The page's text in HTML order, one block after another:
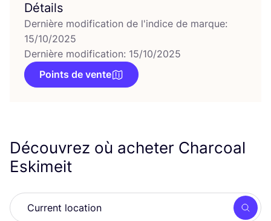
Détails
Dernière modification de l'indice de marque:
15/10/2025
Dernière modification: 15/10/2025
Points de vente
Découvrez où acheter Charcoal
Eskimeit